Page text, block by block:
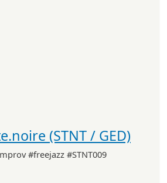
(STNT / GED)
#freejazz #STNT009